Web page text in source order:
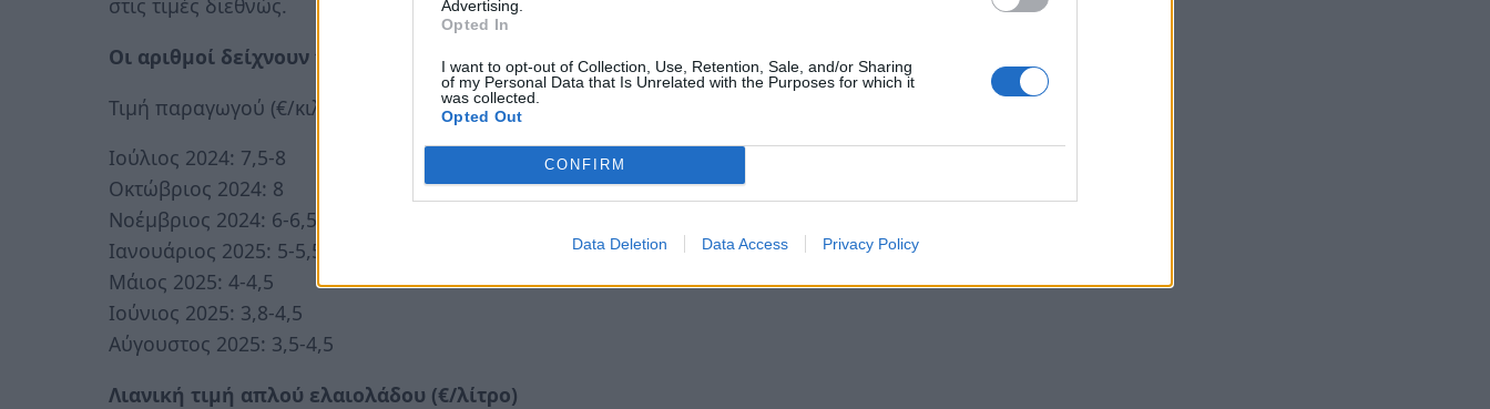
Advertising.
Opted In
I want to opt-out of Collection, Use, Retention, Sale, and/or Sharing
of my Personal Data that Is Unrelated with the Purposes for which it
was collected.
Opted Out
CONFIRM
Data Deletion Data Access Privacy Policy
στις τιμές διεθνώς.
Οι αριθμοί δείχνουν την πτώση
Τιμή παραγωγού (€/κιλό)
Ιούλιος 2024: 7,5-8
Οκτώβριος 2024: 8
Νοέμβριος 2024: 6-6,5
Ιανουάριος 2025: 5-5,5
Μάιος 2025: 4-4,5
Ιούνιος 2025: 3,8-4,5
Αύγουστος 2025: 3,5-4,5
Λιανική τιμή απλού ελαιολάδου (€/λίτρο)